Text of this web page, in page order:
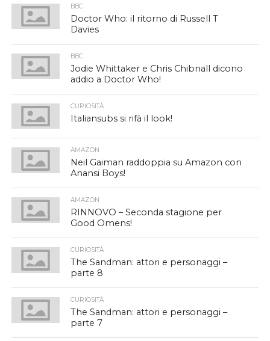
BBC
Doctor Who: il ritorno di Russell T
Davies
BBC
Jodie Whittaker e Chris Chibnall dicono
addio a Doctor Who!
CURIOSITÀ
Italiansubs si rifà il look!
AMAZON
Neil Gaiman raddoppia su Amazon con
Anansi Boys!
AMAZON
RINNOVO – Seconda stagione per
Good Omens!
CURIOSITÀ
The Sandman: attori e personaggi –
parte 8
CURIOSITÀ
The Sandman: attori e personaggi –
parte 7